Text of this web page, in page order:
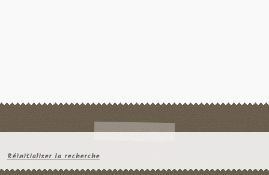
Réinitialiser la recherche